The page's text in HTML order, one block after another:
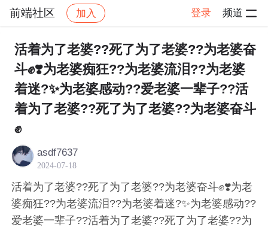
前端社区 加入 登录 频道
社区 前端社区 感慨 帖子详情
活着为了老婆??死了为了老婆??为老婆奋
斗✊❣️为老婆痴狂??为老婆流泪??为老婆
着迷?✨为老婆感动??爱老婆一辈子??活
着为了老婆??死了为了老婆??为老婆奋斗
✊
asdf7637
2024-07-18
活着为了老婆??死了为了老婆??为老婆奋斗✊❣️为老
婆痴狂??为老婆流泪??为老婆着迷?✨为老婆感动??
爱老婆一辈子??活着为了老婆??死了为了老婆??为